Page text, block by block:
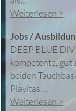
Weiterlesen >
Jobs /
DEEP BLUE
kompetente, gut
beiden
Playitas....
Weiterlesen >